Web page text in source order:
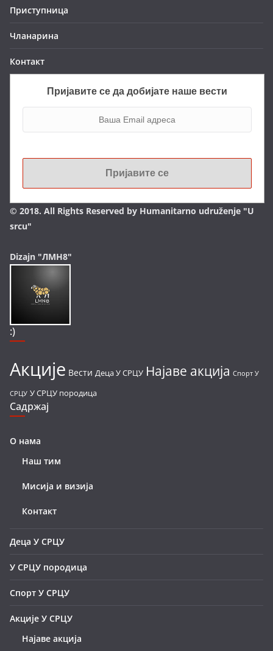
Приступница
Чланарина
Контакт
Пријавите се да добијате наше вести
© 2018. All Rights Reserved by Humanitarno udruženje "U
srcu"
Dizajn "ЛМН8"
:)
Акције Вести Деца У СРЦУ Најаве акција Спорт У
СРЦУ У СРЦУ породица
Садржај
О нама
Наш тим
Мисија и визија
Контакт
Деца У СРЦУ
У СРЦУ породица
Спорт У СРЦУ
Акције У СРЦУ
Најаве акција